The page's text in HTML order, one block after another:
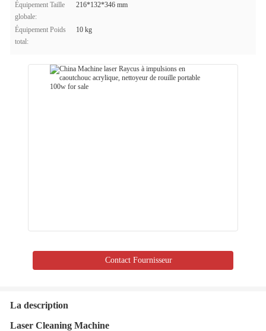
Équipement Taille
globale:
216*132*346 mm
Équipement Poids
total:
10 kg
Contact Fournisseur
La description
Laser Cleaning Machine